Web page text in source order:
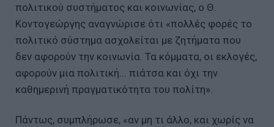
πολιτικού συστήματος και κοινωνίας, ο Θ.
Κοντογεώργης αναγνώρισε ότι «πολλές φορές το
πολιτικό σύστημα ασχολείται με ζητήματα που
δεν αφορούν την κοινωνία. Τα κόμματα, οι εκλογές,
αφορούν μια πολιτική... πιάτσα και όχι την
καθημερινή πραγματικότητα του πολίτη».
Πάντως, συμπλήρωσε, «αν μη τι άλλο, και χωρίς να